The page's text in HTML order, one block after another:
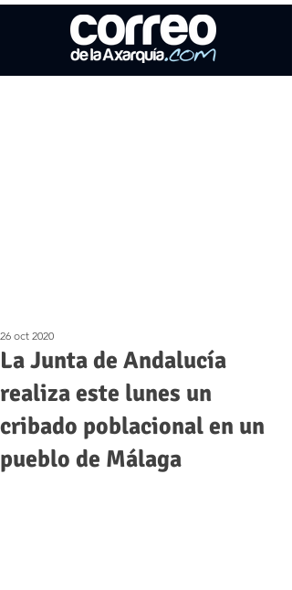
La Junta de Andalucía
realiza este lunes un
cribado poblacional en un
pueblo de Málaga
26 oct 2020